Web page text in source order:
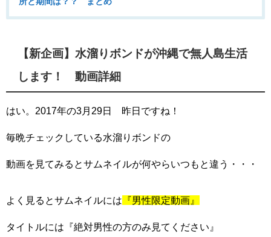
【新企画】水溜りボンドが沖縄で無人島生活
します！ 動画詳細
はい。2017年の3月29日 昨日ですね！
毎晩チェックしている水溜りボンドの
動画を見てみるとサムネイルが何やらいつもと違う・・・
よく見るとサムネイルには 『男性限定動画』
タイトルには『絶対男性の方のみ見てください』